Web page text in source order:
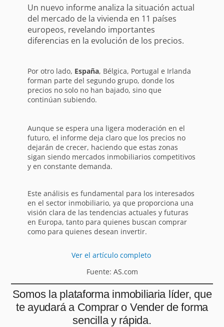
Un nuevo informe analiza la situación actual
del mercado de la vivienda en 11 países
europeos, revelando importantes
diferencias en la evolución de los precios.
Por otro lado, España, Bélgica, Portugal e Irlanda
forman parte del segundo grupo, donde los
precios no solo no han bajado, sino que
continúan subiendo.
Aunque se espera una ligera moderación en el
futuro, el informe deja claro que los precios no
dejarán de crecer, haciendo que estas zonas
sigan siendo mercados inmobiliarios competitivos
y en constante demanda.
Este análisis es fundamental para los interesados
en el sector inmobiliario, ya que proporciona una
visión clara de las tendencias actuales y futuras
en Europa, tanto para quienes buscan comprar
como para quienes desean invertir.
Ver el artículo completo
Fuente: AS.com
Somos la plataforma inmobiliaria líder, que
te ayudará a Comprar o Vender de forma
sencilla y rápida.